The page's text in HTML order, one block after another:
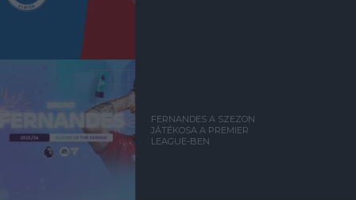
FERNANDES A SZEZON
JÁTÉKOSA A PREMIER
LEAGUE-BEN